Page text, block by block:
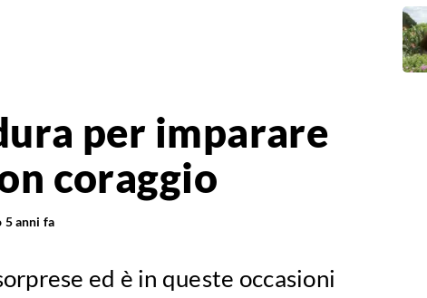
per imparare
coraggio
5 anni fa
ed è in queste occasioni